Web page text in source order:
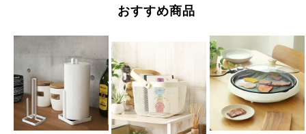
おすすめ商品